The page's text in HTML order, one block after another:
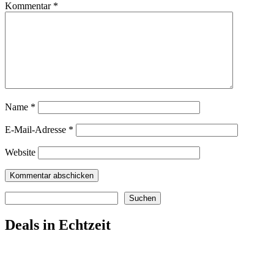
Kommentar *
Name *
E-Mail-Adresse *
Website
Suchen
Deals in Echtzeit